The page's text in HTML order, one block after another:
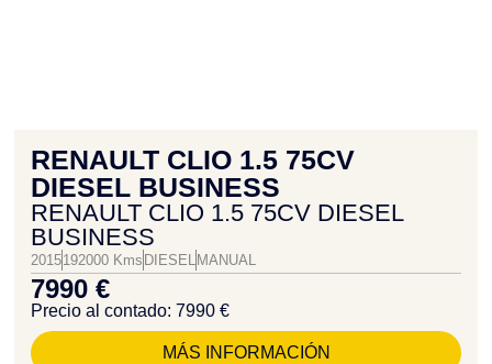
RENAULT CLIO 1.5 75CV
DIESEL BUSINESS
RENAULT CLIO 1.5 75CV DIESEL
BUSINESS
2015192000 Kms DIESEL MANUAL
7990 €
Precio al contado: 7990 €
MÁS INFORMACIÓN